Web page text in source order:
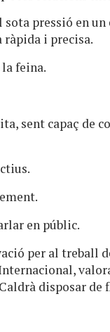
pressió en
i precisa.
feina.
sent capaç de
en públic.
per al treball
disposar